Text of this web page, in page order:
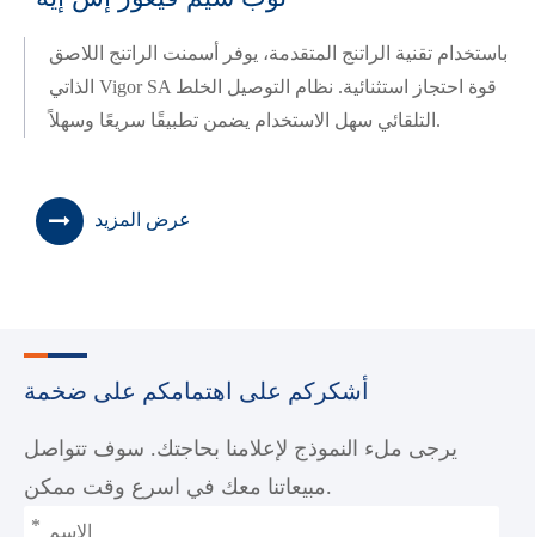
باستخدام تقنية الراتنج المتقدمة، يوفر أسمنت الراتنج اللاصق
الذاتي Vigor SA قوة احتجاز استثنائية. نظام التوصيل الخلط
التلقائي سهل الاستخدام يضمن تطبيقًا سريعًا وسهلاً.
عرض المزيد
أشكركم على اهتمامكم على ضخمة
يرجى ملء النموذج لإعلامنا بحاجتك. سوف تتواصل
مبيعاتنا معك في اسرع وقت ممكن.
*